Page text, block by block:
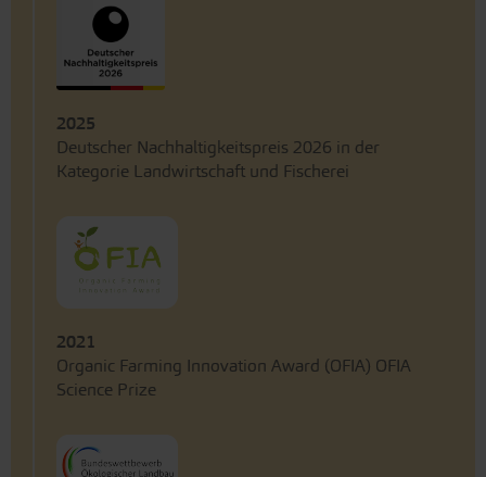
2025
Deutscher Nachhaltigkeitspreis 2026 in der
Kategorie Landwirtschaft und Fischerei
2021
Organic Farming Innovation Award (OFIA) OFIA
Science Prize